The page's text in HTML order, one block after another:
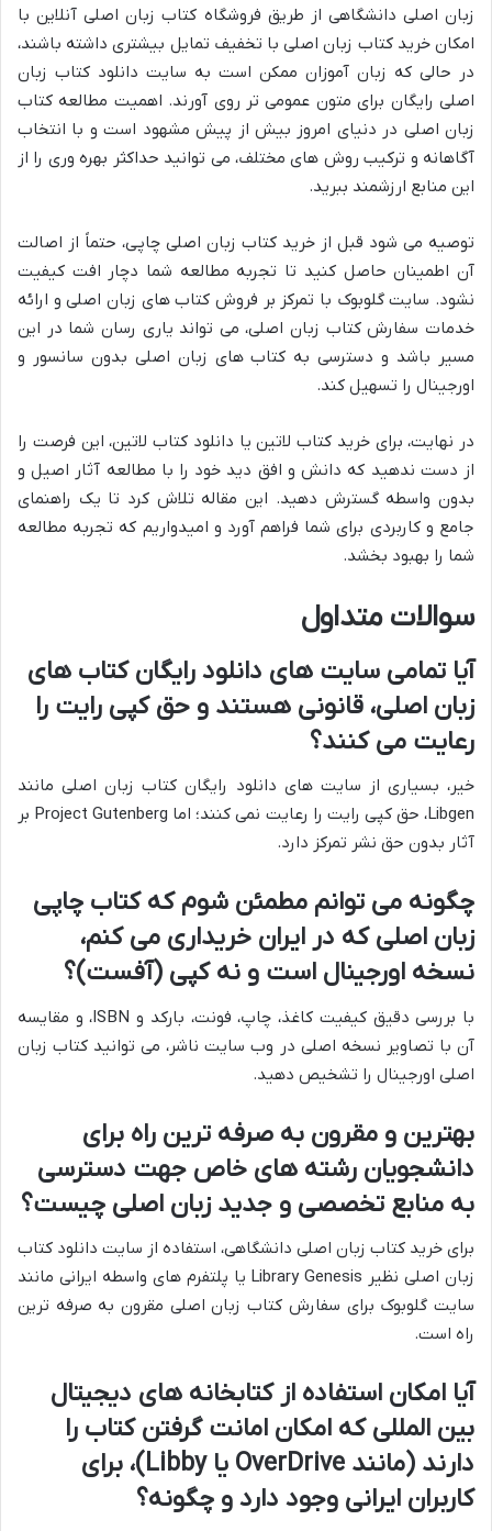
زبان اصلی دانشگاهی از طریق فروشگاه کتاب زبان اصلی آنلاین با
امکان خرید کتاب زبان اصلی با تخفیف تمایل بیشتری داشته باشند،
در حالی که زبان آموزان ممکن است به سایت دانلود کتاب زبان
اصلی رایگان برای متون عمومی تر روی آورند. اهمیت مطالعه کتاب
زبان اصلی در دنیای امروز بیش از پیش مشهود است و با انتخاب
آگاهانه و ترکیب روش های مختلف، می توانید حداکثر بهره وری را از
این منابع ارزشمند ببرید.
توصیه می شود قبل از خرید کتاب زبان اصلی چاپی، حتماً از اصالت
آن اطمینان حاصل کنید تا تجربه مطالعه شما دچار افت کیفیت
نشود. سایت گلوبوک با تمرکز بر فروش کتاب های زبان اصلی و ارائه
خدمات سفارش کتاب زبان اصلی، می تواند یاری رسان شما در این
مسیر باشد و دسترسی به کتاب های زبان اصلی بدون سانسور و
اورجینال را تسهیل کند.
در نهایت، برای خرید کتاب لاتین یا دانلود کتاب لاتین، این فرصت را
از دست ندهید که دانش و افق دید خود را با مطالعه آثار اصیل و
بدون واسطه گسترش دهید. این مقاله تلاش کرد تا یک راهنمای
جامع و کاربردی برای شما فراهم آورد و امیدواریم که تجربه مطالعه
شما را بهبود بخشد.
سوالات متداول
آیا تمامی سایت های دانلود رایگان کتاب های
زبان اصلی، قانونی هستند و حق کپی رایت را
رعایت می کنند؟
خیر، بسیاری از سایت های دانلود رایگان کتاب زبان اصلی مانند
Libgen، حق کپی رایت را رعایت نمی کنند؛ اما Project Gutenberg بر
آثار بدون حق نشر تمرکز دارد.
چگونه می توانم مطمئن شوم که کتاب چاپی
زبان اصلی که در ایران خریداری می کنم،
نسخه اورجینال است و نه کپی (آفست)؟
با بررسی دقیق کیفیت کاغذ، چاپ، فونت، بارکد و ISBN، و مقایسه
آن با تصاویر نسخه اصلی در وب سایت ناشر، می توانید کتاب زبان
اصلی اورجینال را تشخیص دهید.
بهترین و مقرون به صرفه ترین راه برای
دانشجویان رشته های خاص جهت دسترسی
به منابع تخصصی و جدید زبان اصلی چیست؟
برای خرید کتاب زبان اصلی دانشگاهی، استفاده از سایت دانلود کتاب
زبان اصلی نظیر Library Genesis یا پلتفرم های واسطه ایرانی مانند
سایت گلوبوک برای سفارش کتاب زبان اصلی مقرون به صرفه ترین
راه است.
آیا امکان استفاده از کتابخانه های دیجیتال
بین المللی که امکان امانت گرفتن کتاب را
دارند (مانند OverDrive یا Libby)، برای
کاربران ایرانی وجود دارد و چگونه؟